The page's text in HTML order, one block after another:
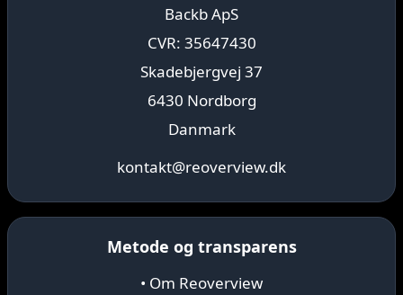
Backb ApS
CVR: 35647430
Skadebjergvej 37
6430 Nordborg
Danmark
kontakt@reoverview.dk
Metode og transparens
• Om Reoverview